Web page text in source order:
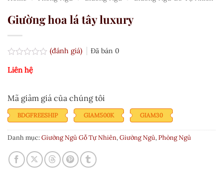
Giường hoa lá tây luxury
xếp
5
sao
(đánh giá) Đã bán 0
Liên hệ
Mã giảm giá của chúng tôi
BDGFREESHIP GIAM500K GIAM30
Danh mục:Giường Ngủ Gỗ Tự Nhiên,Giường Ngủ,Phòng Ngủ